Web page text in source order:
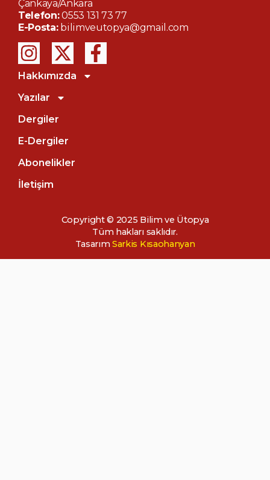
Çankaya/Ankara
Telefon:0553 131 73 77
E-Posta: bilimveutopya@gmail.com
Hakkımızda
Yazılar
Dergiler
E-Dergiler
Abonelikler
İletişim
Copyright © 2025 Bilim ve Ütopya
Tüm hakları saklıdır.
TasarımSarkis Kısaohanyan